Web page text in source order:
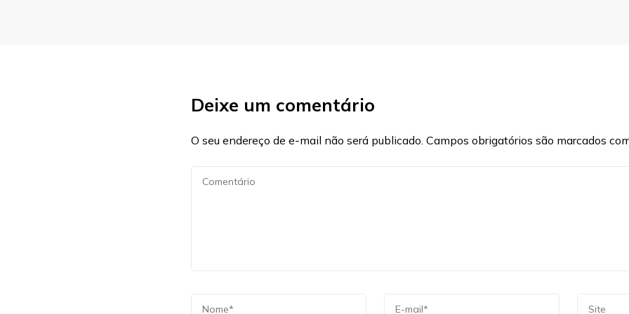
Deixe um comentário
O seu endereço de e-mail não será publicado. Campos obrigatórios são marcados